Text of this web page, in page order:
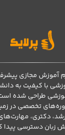
آموزش مجازی
با کیفیت به
طراحی شده است.
تخصصی در
دکتری،
زبان دسترسی پیدا